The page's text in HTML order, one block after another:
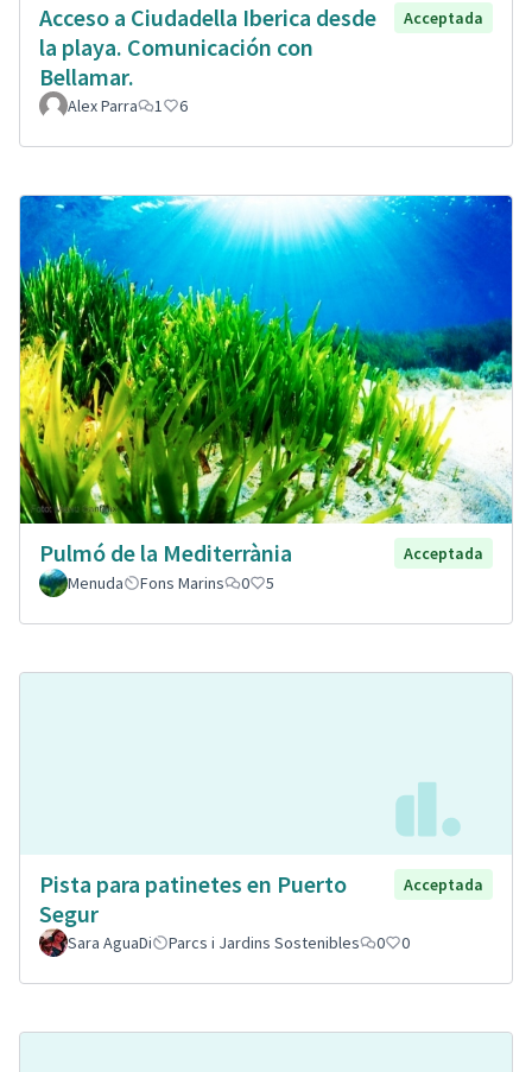
Acceso a Ciudadella Iberica desde
la playa. Comunicación con
Bellamar.
Acceptada
Alex Parra 1 6
Pulmó de la Mediterrània
Acceptada
Menuda
Fons Marins 0 5
Pista para patinetes en Puerto
Segur
Acceptada
Sara AguaDi Parcs i Jardins Sostenibles 0 0